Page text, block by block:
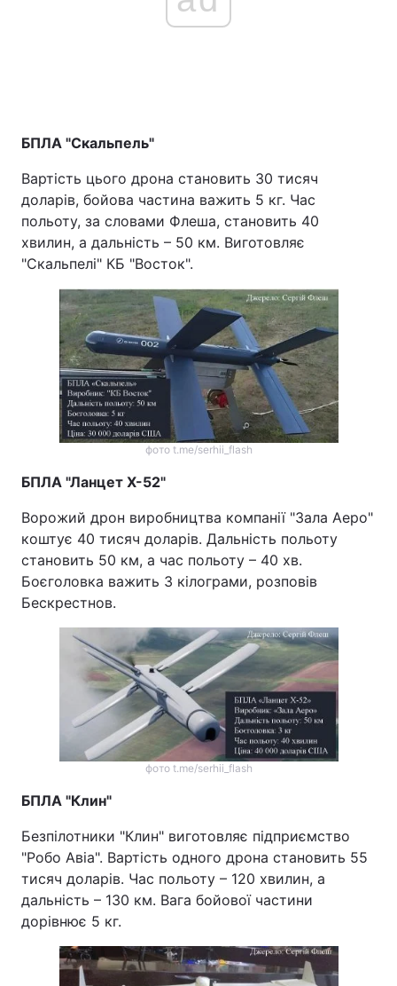
БПЛА "Скальпель"
Вартість цього дрона становить 30 тисяч
доларів, бойова частина важить 5 кг. Час
польоту, за словами Флеша, становить 40
хвилин, а дальність – 50 км. Виготовляє
"Скальпелі" КБ "Восток".
фото t.me/serhii_flash
БПЛА "Ланцет Х-52"
Ворожий дрон виробництва компанії "Зала Аеро"
коштує 40 тисяч доларів. Дальність польоту
становить 50 км, а час польоту – 40 хв.
Боєголовка важить 3 кілограми, розповів
Бескрестнов.
фото t.me/serhii_flash
БПЛА "Клин"
Безпілотники "Клин" виготовляє підприємство
"Робо Авіа". Вартість одного дрона становить 55
тисяч доларів. Час польоту – 120 хвилин, а
дальність – 130 км. Вага бойової частини
дорівнює 5 кг.